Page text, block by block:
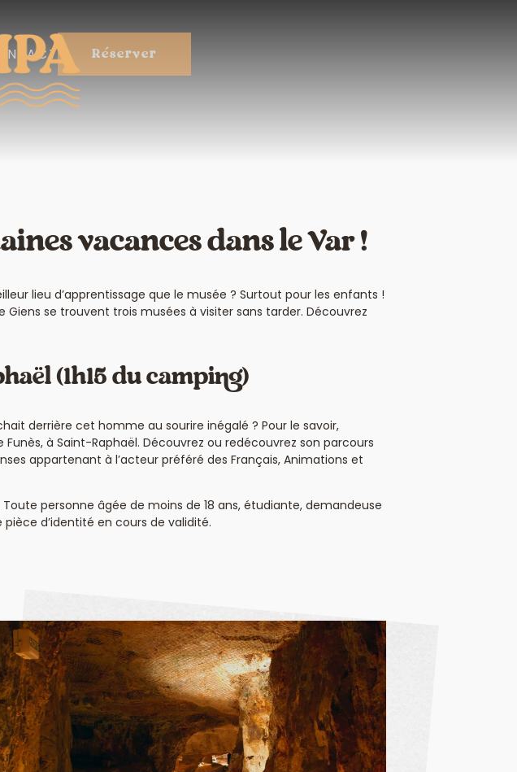
Réserver
vacances dans le Var !
lieu d’apprentissage que le musée ? Surtout pour les enfants !
Giens se trouvent trois musées à visiter sans tarder. Découvrez
(1h15 du camping)
derrière cet homme au sourire inégalé ? Pour le savoir,
à Saint-Raphaël. Découvrez ou redécouvrez son parcours
appartenant à l’acteur préféré des Français, Animations et
personne âgée de moins de 18 ans, étudiante, demandeuse
d’identité en cours de validité.